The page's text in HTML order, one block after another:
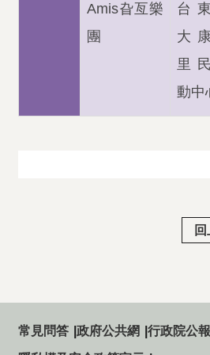
Amis旮亙樂
團
台
大
里
動中
常見問答 政府公共網 行政院公報